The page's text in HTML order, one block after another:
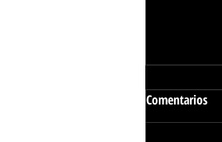
Comentarios